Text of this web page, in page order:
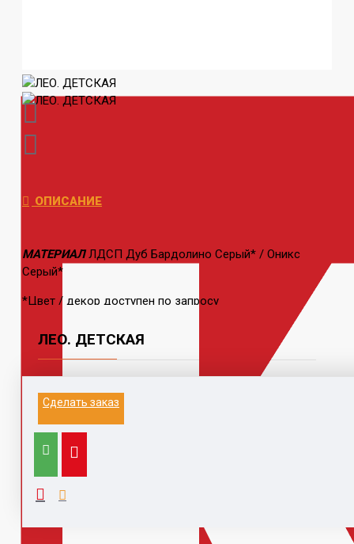
ОПИСАНИЕ
МАТЕРИАЛЛДСП Дуб Бардолино Серый* / Оникс
Серый*
*Цвет / декор доступен по запросу
ЛЕО. ДЕТСКАЯ
Сделать заказ
Информация на данном сайте не является
Выезд к заказчику для замера и расчета, с